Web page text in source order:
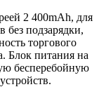
2 400mAh, для
без подзарядки,
торгового
Блок питания на
бесперебойную